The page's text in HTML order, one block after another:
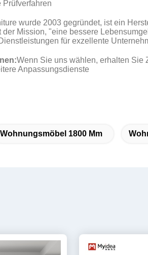
Prüfverfahren
wurde 2003 gegründet, ist ein
Mission, "eine bessere
für exzellente
Wenn Sie uns wählen, erhalten
Anpassungsdienste
Wohnungsmöbel 1800 Mm